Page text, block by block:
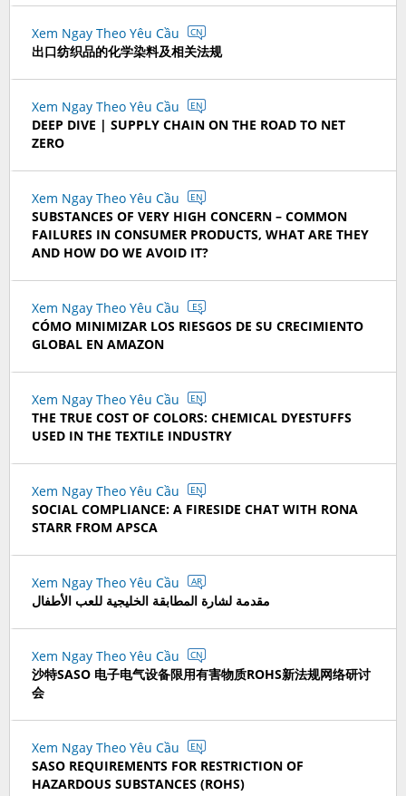
Xem Ngay Theo Yêu Cầu CN
出口纺织品的化学染料及相关法规
Xem Ngay Theo Yêu Cầu EN
DEEP DIVE | SUPPLY CHAIN ON THE ROAD TO NET
ZERO
Xem Ngay Theo Yêu Cầu EN
SUBSTANCES OF VERY HIGH CONCERN – COMMON
FAILURES IN CONSUMER PRODUCTS, WHAT ARE THEY
AND HOW DO WE AVOID IT?
Xem Ngay Theo Yêu Cầu ES
CÓMO MINIMIZAR LOS RIESGOS DE SU CRECIMIENTO
GLOBAL EN AMAZON
Xem Ngay Theo Yêu Cầu EN
THE TRUE COST OF COLORS: CHEMICAL DYESTUFFS
USED IN THE TEXTILE INDUSTRY
Xem Ngay Theo Yêu Cầu EN
SOCIAL COMPLIANCE: A FIRESIDE CHAT WITH RONA
STARR FROM APSCA
Xem Ngay Theo Yêu Cầu AR
مقدمة لشارة المطابقة الخليجية للعب الأطفال
Xem Ngay Theo Yêu Cầu CN
沙特SASO 电子电气设备限用有害物质ROHS新法规网络研讨
会
Xem Ngay Theo Yêu Cầu EN
SASO REQUIREMENTS FOR RESTRICTION OF
HAZARDOUS SUBSTANCES (ROHS)